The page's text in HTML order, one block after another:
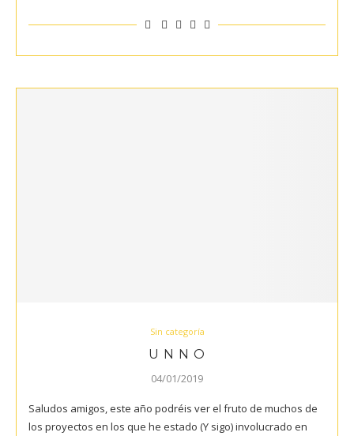
Sin categoría
U N N O
04/01/2019
Saludos amigos, este año podréis ver el fruto de muchos de
los proyectos en los que he estado (Y sigo) involucrado en